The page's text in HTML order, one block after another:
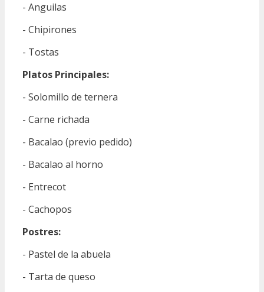
- Anguilas
- Chipirones
- Tostas
Platos Principales:
- Solomillo de ternera
- Carne richada
- Bacalao (previo pedido)
- Bacalao al horno
- Entrecot
- Cachopos
Postres:
- Pastel de la abuela
- Tarta de queso